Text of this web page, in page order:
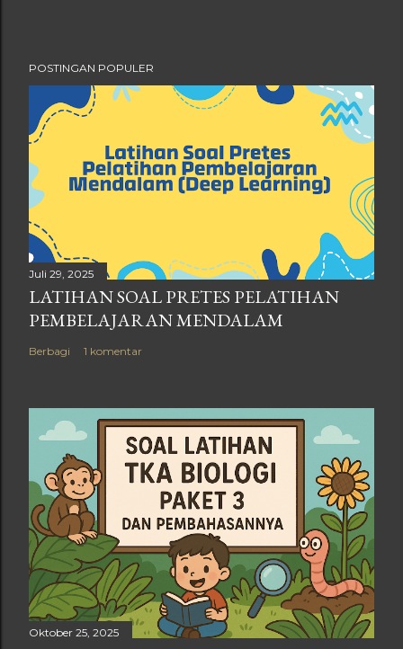
POSTINGAN POPULER
Juli 29, 2025
LATIHAN SOAL PRETES PELATIHAN
PEMBELAJARAN MENDALAM
Berbagi 1 komentar
Oktober 25, 2025